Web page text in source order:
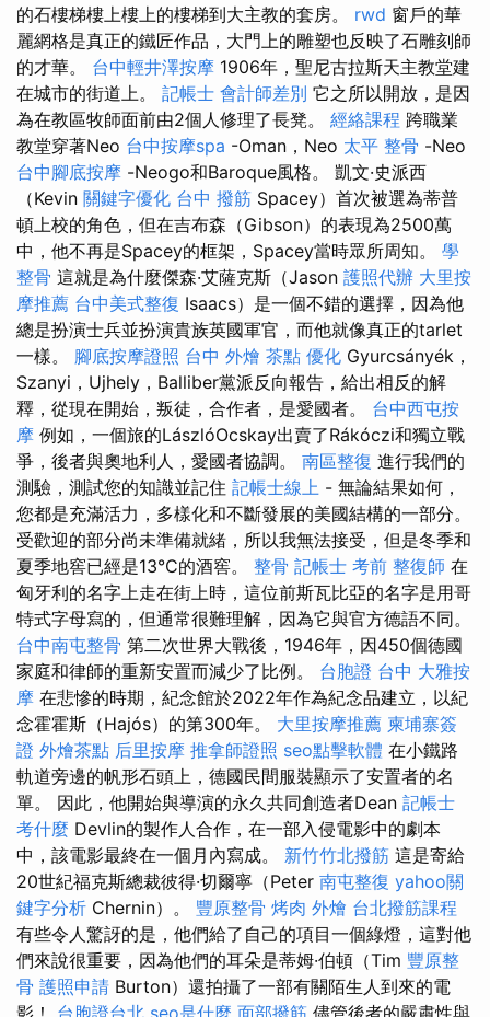
的石樓梯樓上樓上的樓梯到大主教的套房。 rwd 窗戶的華
麗網格是真正的鐵匠作品，大門上的雕塑也反映了石雕刻師
的才華。 台中輕井澤按摩 1906年，聖尼古拉斯天主教堂建
在城市的街道上。 記帳士 會計師差別 它之所以開放，是因
為在教區牧師面前由2個人修理了長凳。 經絡課程 跨職業
教堂穿著Neo 台中按摩spa -Oman，Neo 太平 整骨 -Neo
台中腳底按摩 -Neogo和Baroque風格。 凱文·史派西
（Kevin 關鍵字優化 台中 撥筋 Spacey）首次被選為蒂普
頓上校的角色，但在吉布森（Gibson）的表現為2500萬
中，他不再是Spacey的框架，Spacey當時眾所周知。 學
整骨 這就是為什麼傑森·艾薩克斯（Jason 護照代辦 大里按
摩推薦 台中美式整復 Isaacs）是一個不錯的選擇，因為他
總是扮演士兵並扮演貴族英國軍官，而他就像真正的tarlet
一樣。 腳底按摩證照 台中 外燴 茶點 優化 Gyurcsányék，
Szanyi，Ujhely，Balliber黨派反向報告，給出相反的解
釋，從現在開始，叛徒，合作者，是愛國者。 台中西屯按
摩 例如，一個旅的LászlóOcskay出賣了Rákóczi和獨立戰
爭，後者與奧地利人，愛國者協調。 南區整復 進行我們的
測驗，測試您的知識並記住 記帳士線上 - 無論結果如何，
您都是充滿活力，多樣化和不斷發展的美國結構的一部分。
受歡迎的部分尚未準備就緒，所以我無法接受，但是冬季和
夏季地窖已經是13°C的酒窖。 整骨 記帳士 考前 整復師 在
匈牙利的名字上走在街上時，這位前斯瓦比亞的名字是用哥
特式字母寫的，但通常很難理解，因為它與官方德語不同。
台中南屯整骨 第二次世界大戰後，1946年，因450個德國
家庭和律師的重新安置而減少了比例。 台胞證 台中 大雅按
摩 在悲慘的時期，紀念館於2022年作為紀念品建立，以紀
念霍霍斯（Hajós）的第300年。 大里按摩推薦 柬埔寨簽
證 外燴茶點 后里按摩 推拿師證照 seo點擊軟體 在小鐵路
軌道旁邊的帆形石頭上，德國民間服裝顯示了安置者的名
單。 因此，他開始與導演的永久共同創造者Dean 記帳士
考什麼 Devlin的製作人合作，在一部入侵電影中的劇本
中，該電影最終在一個月內寫成。 新竹竹北撥筋 這是寄給
20世紀福克斯總裁彼得·切爾寧（Peter 南屯整復 yahoo關
鍵字分析 Chernin）。 豐原整骨 烤肉 外燴 台北撥筋課程
有些令人驚訝的是，他們給了自己的項目一個綠燈，這對他
們來說很重要，因為他們的耳朵是蒂姆·伯頓（Tim 豐原整
骨 護照申請 Burton）還拍攝了一部有關陌生人到來的電
影！ 台胞證台北 seo是什麼 面部撥筋 儘管後者的嚴肅性與